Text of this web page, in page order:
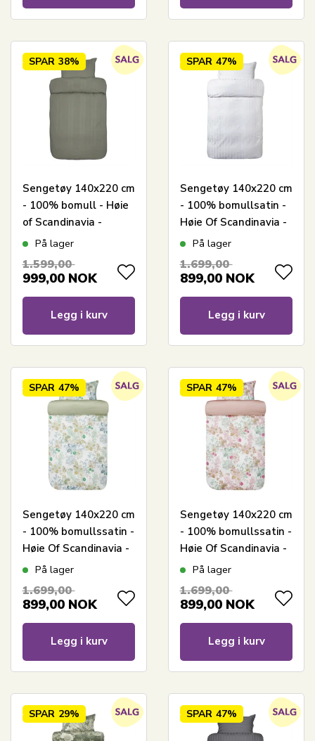
SPAR 38%
Sengetøy 140x220 cm
- 100% bomull - Høie
of Scandinavia -
Midnatt Tåkegrønn
På lager
1.599,00
999,00 NOK
Legg i kurv
SPAR 47%
Sengetøy 140x220 cm
- 100% bomullsatin -
Høie Of Scandinavia -
London Hvit
På lager
1.699,00
899,00 NOK
Legg i kurv
SPAR 47%
Sengetøy 140x220 cm
- 100% bomullssatin -
Høie Of Scandinavia -
Cassandra Light
På lager
1.699,00
899,00 NOK
Legg i kurv
SPAR 47%
Sengetøy 140x220 cm
- 100% bomullssatin -
Høie Of Scandinavia -
Cassandra Warm pink
På lager
1.699,00
899,00 NOK
Legg i kurv
SPAR 29% SPAR 47%